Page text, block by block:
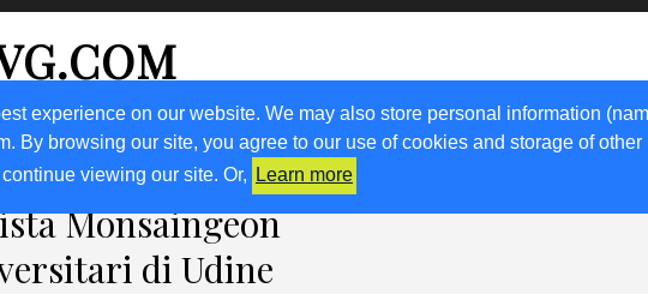
experience on our website. We may also store personal information
By browsing our site, you agree to our use of cookies and storage of other
viewing our site. Or,
Learn more
RICETTE KM0 VIGNETO FVG FRIULIVG.IT LIBRI
Monsaingeon
di Udine